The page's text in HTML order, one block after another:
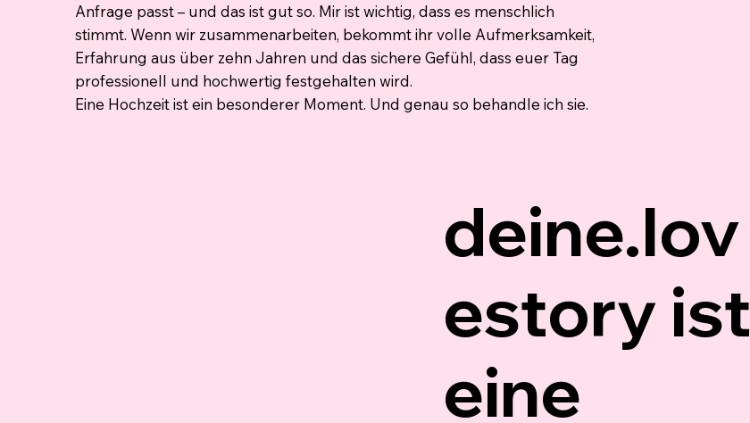
Anfrage passt – und das ist gut so. Mir ist wichtig, dass es menschlich
stimmt. Wenn wir zusammenarbeiten, bekommt ihr volle Aufmerksamkeit,
Erfahrung aus über zehn Jahren und das sichere Gefühl, dass euer Tag
professionell und hochwertig festgehalten wird.
Eine Hochzeit ist ein besonderer Moment. Und genau so behandle ich sie.
deine.lov
estory ist
eine